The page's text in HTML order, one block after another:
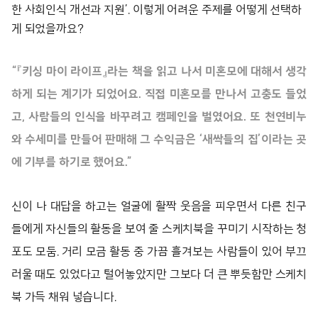
한 사회인식 개선과 지원’. 이렇게 어려운 주제를 어떻게 선택하
게 되었을까요?
“『키싱 마이 라이프』라는 책을 읽고 나서 미혼모에 대해서 생각
하게 되는 계기가 되었어요. 직접 미혼모를 만나서 고충도 들었
고, 사람들의 인식을 바꾸려고 캠페인을 벌였어요. 또 천연비누
와 수세미를 만들어 판매해 그 수익금은 ‘새싹들의 집’이라는 곳
에 기부를 하기로 했어요.”
신이 나 대답을 하고는 얼굴에 활짝 웃음을 피우면서 다른 친구
들에게 자신들의 활동을 보여 줄 스케치북을 꾸미기 시작하는 청
포도 모둠. 거리 모금 활동 중 가끔 흘겨보는 사람들이 있어 부끄
러울 때도 있었다고 털어놓았지만 그보다 더 큰 뿌듯함만 스케치
북 가득 채워 넣습니다.